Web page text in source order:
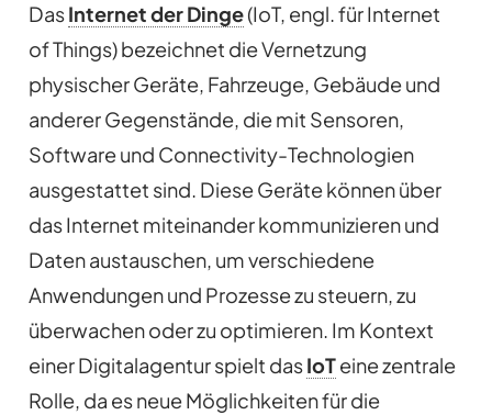
DasInternet der Dinge(IoT, engl. für Internet
of Things) bezeichnet die Vernetzung
physischer Geräte, Fahrzeuge, Gebäude und
anderer Gegenstände, die mit Sensoren,
Software und Connectivity-Technologien
ausgestattet sind. Diese Geräte können über
das Internet miteinander kommunizieren und
Daten austauschen, um verschiedene
Anwendungen und Prozesse zu steuern, zu
überwachen oder zu optimieren. Im Kontext
einer Digitalagentur spielt dasIoTeine zentrale
Rolle, da es neue Möglichkeiten für die